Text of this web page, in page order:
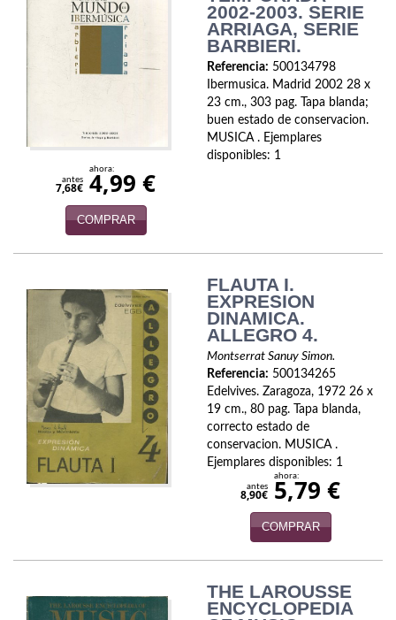
Física y Química
Física y química
Infantil y juvenil
Infantil y juvenil. Nuevo!!
Infantil y juvenil. Nuevo!!!
Informática
Literatura fantástica
Literatura hispanoamericana
Local
Mafia y espionaje
2002-2003. SERIE
ARRIAGA, SERIE
BARBIERI.
Referencia: 500134798
Ibermusica. Madrid 2002 28 x
23 cm., 303 pag. Tapa blanda;
buen estado de conservacion.
MUSICA . Ejemplares
disponibles: 1
antes
7,68€
ahora:
4,99 €
COMPRAR
FLAUTA I.
EXPRESION
DINAMICA.
ALLEGRO 4.
Montserrat Sanuy Simon.
Referencia: 500134265
Edelvives. Zaragoza, 1972 26 x
19 cm., 80 pag. Tapa blanda,
correcto estado de
conservacion. MUSICA .
Ejemplares disponibles: 1
antes
8,90€
ahora:
5,79 €
COMPRAR
THE LAROUSSE
ENCYCLOPEDIA